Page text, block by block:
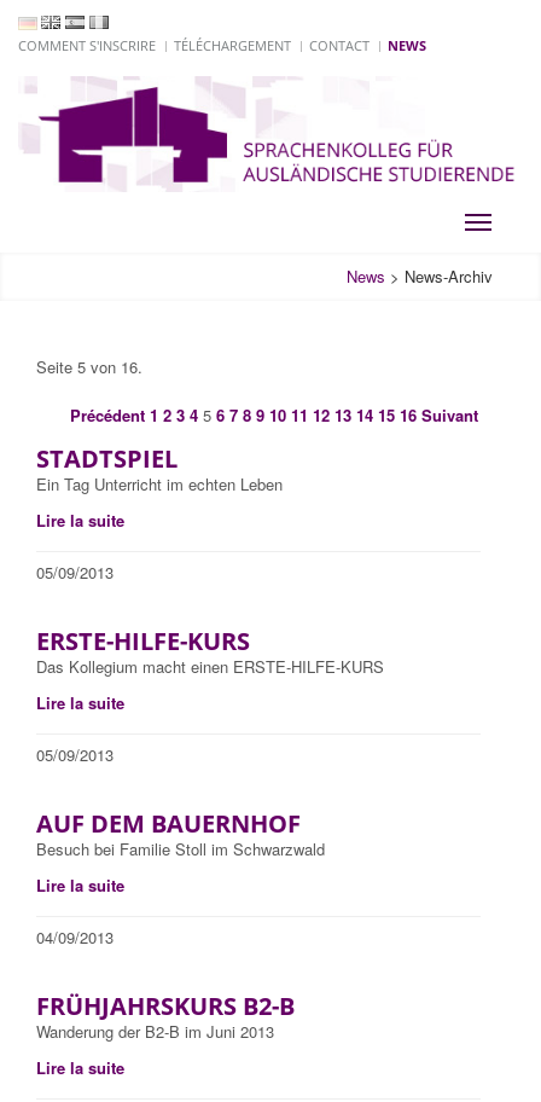
COMMENT S'INSCRIRE TÉLÉCHARGEMENT CONTACT NEWS
Toggle
News > News-Archiv
Seite 5 von 16.
Précédent 1 2 3 4 5 6 7 8 9 10 11 12 13 14 15 16 Suivant
STADTSPIEL
Ein Tag Unterricht im echten Leben
Lire la suite
05/09/2013
ERSTE-HILFE-KURS
Das Kollegium macht einen ERSTE-HILFE-KURS
Lire la suite
05/09/2013
AUF DEM BAUERNHOF
Besuch bei Familie Stoll im Schwarzwald
Lire la suite
04/09/2013
FRÜHJAHRSKURS B2-B
Wanderung der B2-B im Juni 2013
Lire la suite